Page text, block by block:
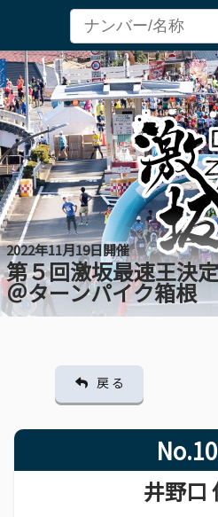
2022年11月19日開催
第５回激坂最速王決
＠ターンパイク箱根
戻 る
井野口